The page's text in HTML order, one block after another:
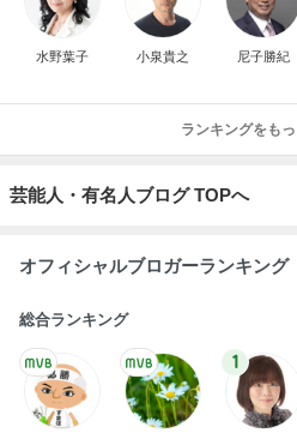
水野葉子 小泉貴之 尼子勝紀
ランキングをも
芸能人・有名人ブログ TOPへ
オフィシャルブロガーランキング
総合ランキング
1